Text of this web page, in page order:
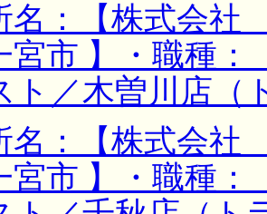
名：【株式会社
宮市 】・職種
ト／木曽川店（
名：【株式会社
宮市 】・職種